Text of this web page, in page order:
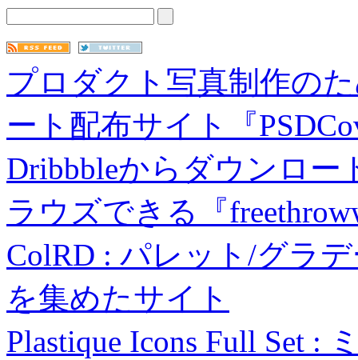
プロダクト写真制作の
ート配布サイト『
Dribbbleからダウンロ
ラウズできる『
ColRD : パレット/グラ
を集めたサイト
Plastique Icons Full Set :